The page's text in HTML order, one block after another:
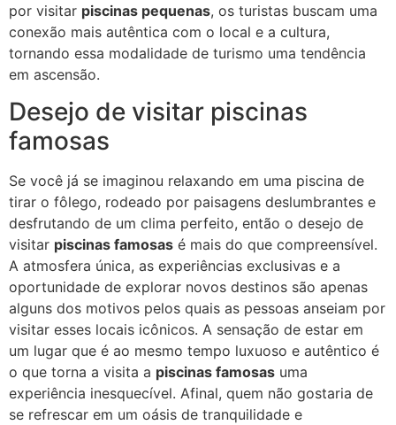
por visitar piscinas pequenas, os turistas buscam uma
conexão mais autêntica com o local e a cultura,
tornando essa modalidade de turismo uma tendência
em ascensão.
Desejo de visitar piscinas
famosas
Se você já se imaginou relaxando em uma piscina de
tirar o fôlego, rodeado por paisagens deslumbrantes e
desfrutando de um clima perfeito, então o desejo de
visitar piscinas famosas é mais do que compreensível.
A atmosfera única, as experiências exclusivas e a
oportunidade de explorar novos destinos são apenas
alguns dos motivos pelos quais as pessoas anseiam por
visitar esses locais icônicos. A sensação de estar em
um lugar que é ao mesmo tempo luxuoso e autêntico é
o que torna a visita a piscinas famosas uma
experiência inesquecível. Afinal, quem não gostaria de
se refrescar em um oásis de tranquilidade e